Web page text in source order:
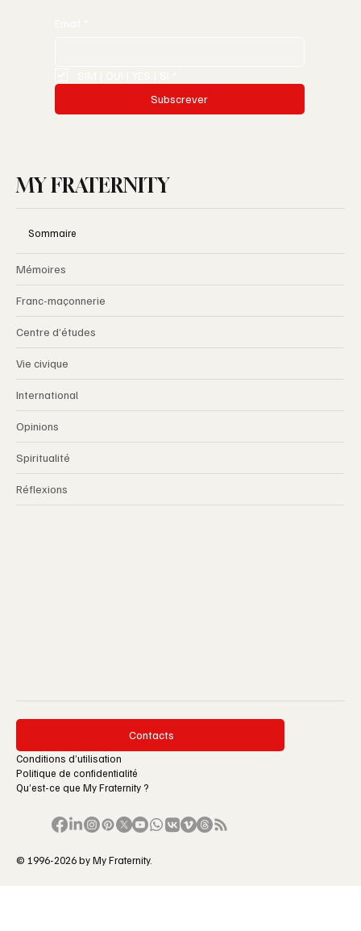
Subscrever
MY FRATERNITY
Sommaire
Mémoires
Franc-maçonnerie
Centre d’études
Vie civique
International
Opinions
Spiritualité
Réflexions
Contacts
Conditions d’utilisation
Politique de confidentialité
Qu’est-ce que My Fraternity ?
© 1996-2026 by My Fraternity.